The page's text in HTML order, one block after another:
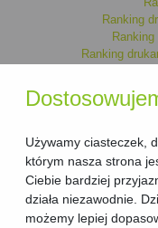
Używamy ciasteczek,
którym nasza strona
Ciebie bardziej
działa niezawodnie.
możemy lepiej
Ranking
Ranking
Ranking drukarek
Ranking
Ranking
Ranking urzadzen